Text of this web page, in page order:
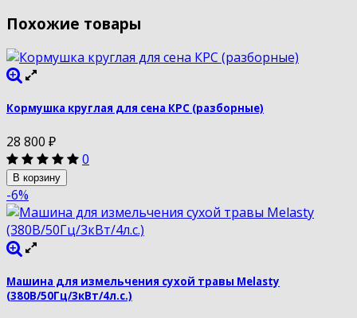
Похожие товары
Кормушка круглая для сена КРС (разборные)
28 800 ₽
0
В корзину
-6%
Машина для измельчения сухой травы Melasty
(380В/50Гц/3кВт/4л.с.)